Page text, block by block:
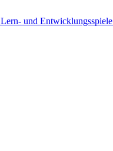
Lern- und Entwicklungsspiele